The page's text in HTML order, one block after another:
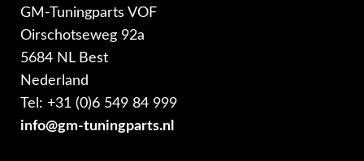
GM-Tuningparts VOF
Oirschotseweg 92a
5684 NL Best
Nederland
Tel: +31 (0)6 549 84 999
info@gm-tuningparts.nl